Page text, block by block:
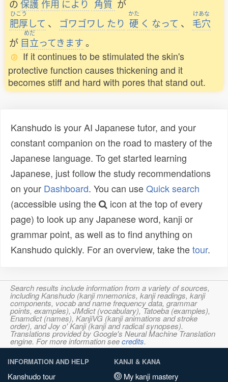
の保護 作用 により 角質 が
ひこう
肥厚して 、 ゴワゴワし たり
かた
硬 く なって 、
けあな
毛穴
が
めだ
目立ってきます。
If it continues to be stimulated the skin's
protective function causes thickening and it
becomes stiff and hard with pores that stand out.
Kanshudo is your AI Japanese tutor, and your
constant companion on the road to mastery of the
Japanese language. To get started learning
Japanese, just follow the study recommendations
on your Dashboard. You can useQuick search
(accessible using the
icon at the top of every
page) to look up any Japanese word, kanji or
grammar point, as well as to find anything on
Kanshudo quickly. For an overview, take thetour.
Search results include information from a variety of sources,
including Kanshudo (kanji mnemonics, kanji readings, kanji
components, vocab and name frequency data, grammar
points, examples), JMdict (vocabulary), Tatoeba (examples),
Enamdict (names), KanjiVG (kanji animations and stroke
order), and Joy o' Kanji (kanji and radical synopses).
Translations provided by Google's Neural Machine Translation
engine. For more information seecredits.
INFORMATION AND HELP
Kanshudo tour
KANJI & KANA
My kanji mastery